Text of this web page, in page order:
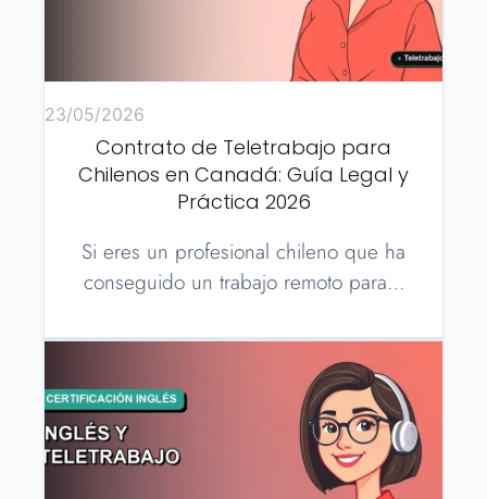
23/05/2026
Contrato de Teletrabajo para
Chilenos en Canadá: Guía Legal y
Práctica 2026
Si eres un profesional chileno que ha
conseguido un trabajo remoto para…